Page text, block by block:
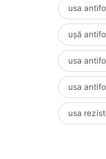
usa
ușă
usa
usa
usa